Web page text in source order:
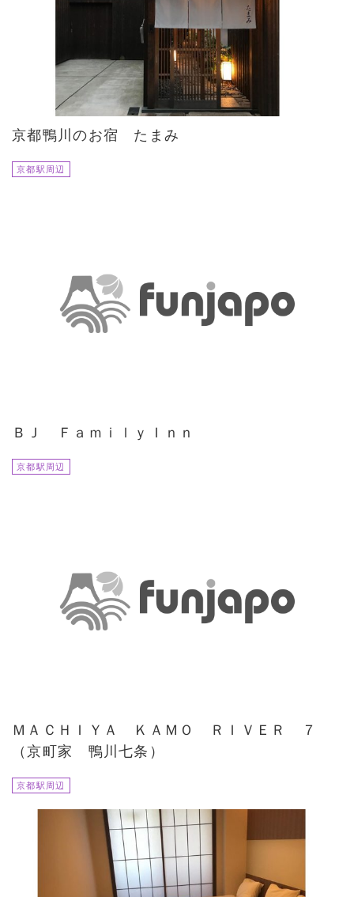
京都鴨川のお宿 たまみ
京都駅周辺
ＢＪ ＦａｍｉｌｙＩｎｎ
京都駅周辺
ＭＡＣＨＩＹＡ ＫＡＭＯ ＲＩＶＥＲ ７
（京町家 鴨川七条）
京都駅周辺